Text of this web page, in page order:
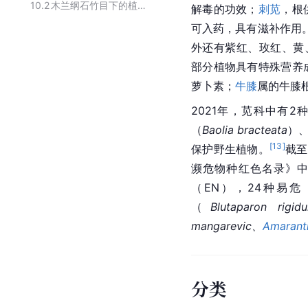
10.2
木兰纲石竹目下的植物科
解毒的功效； 刺苋 ，
可入药，具有滋补作用
外还有紫红、玫红、
部分植物具有特殊营养
萝卜素； 牛膝属的牛膝
2021年，苋科中有2
（Baolia bracteata）
保护野生植物。
[13]截
濒危物种红色名录》
（EN），24种易
（ Blutaparon
mangarevic、
分类